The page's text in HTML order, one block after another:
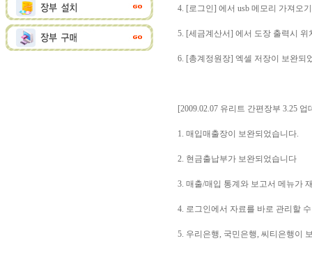
4. [로그인] 에서 usb 메모리 가져오
5. [세금계산서] 에서 도장 출력시
6. [총계정원장] 엑셀 저장이 보완되
[2009.02.07 유리트 간편장부 3.25 업
1. 매입매출장이 보완되었습니다.
2. 현금출납부가 보완되었습니다
3. 매출/매입 통계와 보고서 메뉴가
4. 로그인에서 자료를 바로 관리할
5. 우리은행, 국민은행, 씨티은행이